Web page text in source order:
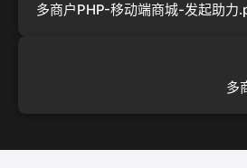
多商户PHP-移动端商城-发起助力
多